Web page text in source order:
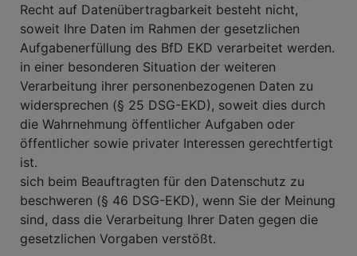
Recht auf Datenübertragbarkeit besteht nicht,
soweit Ihre Daten im Rahmen der gesetzlichen
Aufgabenerfüllung des BfD EKD verarbeitet werden.
in einer besonderen Situation der weiteren
Verarbeitung ihrer personenbezogenen Daten zu
widersprechen (§ 25 DSG-EKD), soweit dies durch
die Wahrnehmung öffentlicher Aufgaben oder
öffentlicher sowie privater Interessen gerechtfertigt
ist.
sich beim Beauftragten für den Datenschutz zu
beschweren (§ 46 DSG-EKD), wenn Sie der Meinung
sind, dass die Verarbeitung Ihrer Daten gegen die
gesetzlichen Vorgaben verstößt.